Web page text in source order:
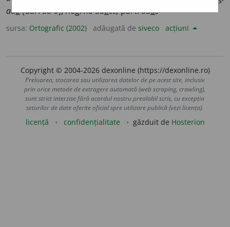
adu(dar:ad-o), neg.nu aduce;part.adus
sursa: Ortografic (2002) adăugată de siveco acțiuni
Copyright © 2004-2026 dexonline (https://dexonline.ro)
Preluarea, stocarea sau utilizarea datelor de pe acest site, inclusiv
prin orice metode de extragere automată (web scraping, crawling),
sunt strict interzise fără acordul nostru prealabil scris, cu excepția
seturilor de date oferite oficial spre utilizare publică (vezi licența).
licență confidențialitate găzduit de Hosterion